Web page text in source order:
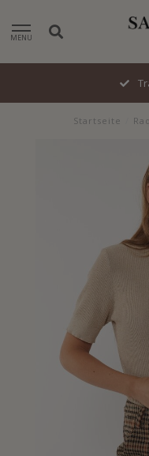
MENU
Startseite